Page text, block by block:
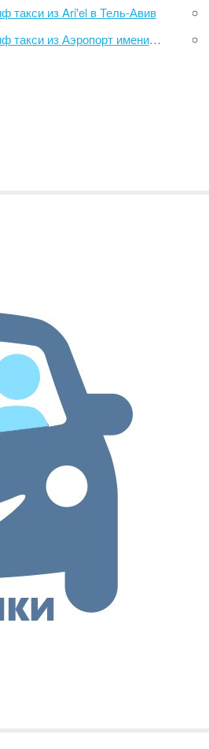
такси из Ari'el в Тель-Авив
из Аэропорт имени Бен-Гуриона в Тель-Авив